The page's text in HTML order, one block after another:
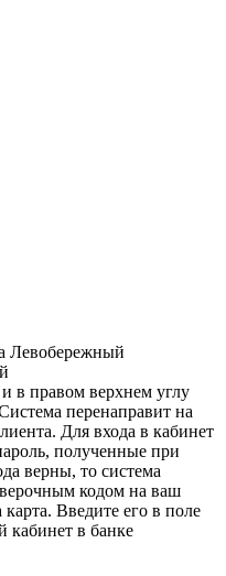
Левобережный
и в правом верхнем углу
перенаправит на
Для входа в кабинет
полученные при
верны, то система
кодом на ваш
Введите его в поле
кабинет в банке